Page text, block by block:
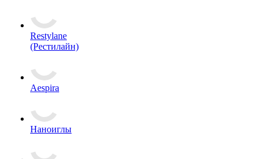
Restylane
(Рестилайн)
Aespira
Наноиглы